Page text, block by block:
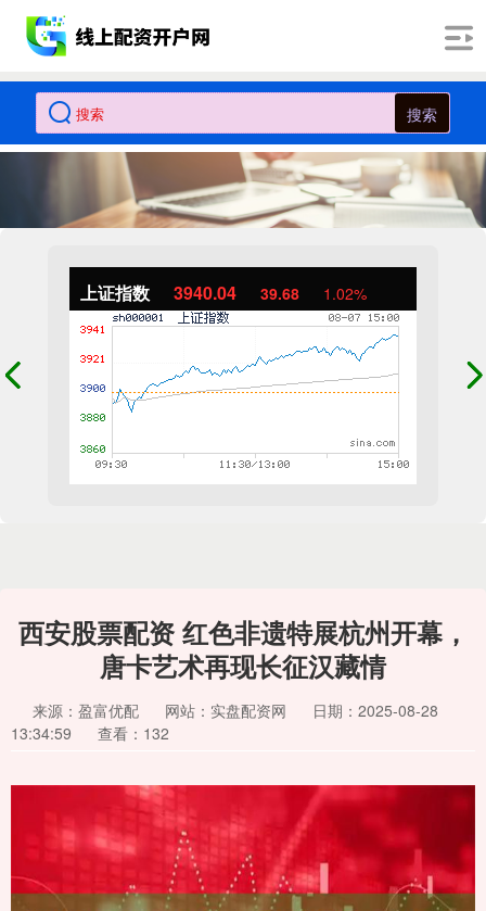
搜索
上证指数 3940.04 39.68 1.02%
西安股票配资 红色非遗特展杭州开幕，
唐卡艺术再现长征汉藏情
来源：盈富优配 网站：实盘配资网
日期：2025-08-28
13:34:59
查看：132